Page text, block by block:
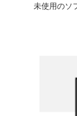
未使用のソ